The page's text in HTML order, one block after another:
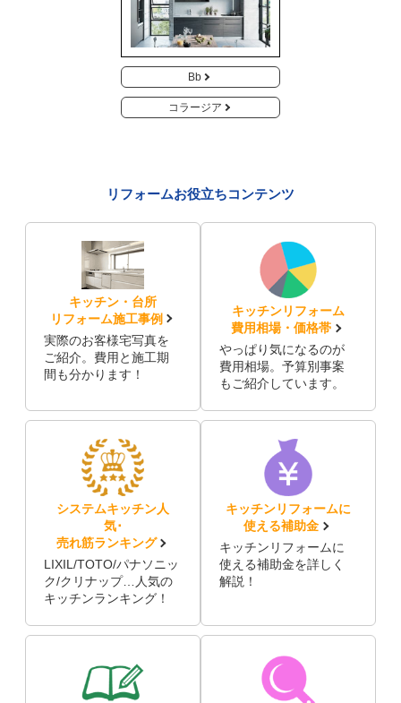
Bb
コラージア
リフォームお役立ちコンテンツ
キッチン・台所
リフォーム施工事例
実際のお客様宅写真を
ご紹介。費用と施工期
間も分かります！
キッチンリフォーム
費用相場・価格帯
やっぱり気になるのが
費用相場。予算別事案
もご紹介しています。
システムキッチン人
気･
売れ筋ランキング
LIXIL/TOTO/パナソニッ
ク/クリナップ…人気の
キッチンランキング！
キッチンリフォームに
使える補助金
キッチンリフォームに
使える補助金を詳しく
解説！